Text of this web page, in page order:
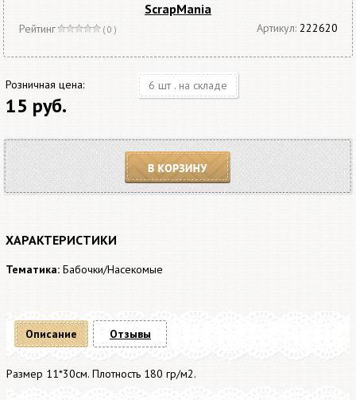
ScrapMania
Рейтинг ( 0 ) Артикул: 222620
Розничная цена:
15 руб.
6 шт . на складе
В корзину
ХАРАКТЕРИСТИКИ
Тематика: Бабочки/Насекомые
Описание
Размер 11*30см. Плотность 180 гр/м2.
Отзывы